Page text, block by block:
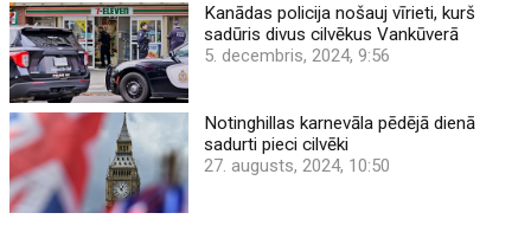
Kanādas policija nošauj vīrieti, kurš
sadūris divus cilvēkus Vankūverā
5. decembris, 2024, 9:56
Notinghillas karnevāla pēdējā dienā
sadurti pieci cilvēki
27. augusts, 2024, 10:50